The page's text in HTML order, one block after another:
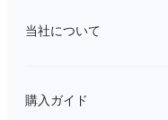
当社について
購入ガイド